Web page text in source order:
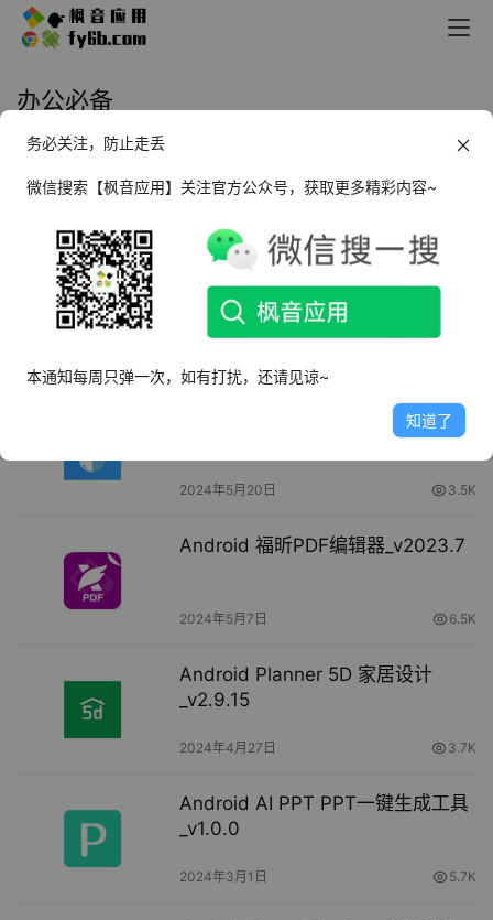
办公必备
2024年7月2日
Android 汉王扫描王_v1.26
Android 坚果云扫描_v3.0.3
2024年5月20日 3.5K
Android 福昕PDF编辑器_v2023.7
2024年5月7日 6.5K
Android Planner 5D 家居设计
_v2.9.15
2024年4月27日 3.7K
Android AI PPT PPT一键生成工具
_v1.0.0
2024年3月1日 5.7K
务必关注，防止走丢
微信搜索【枫音应用】关注官方公众号，获取更多精彩内容~
本通知每周只弹一次，如有打扰，还请见谅~
知道了